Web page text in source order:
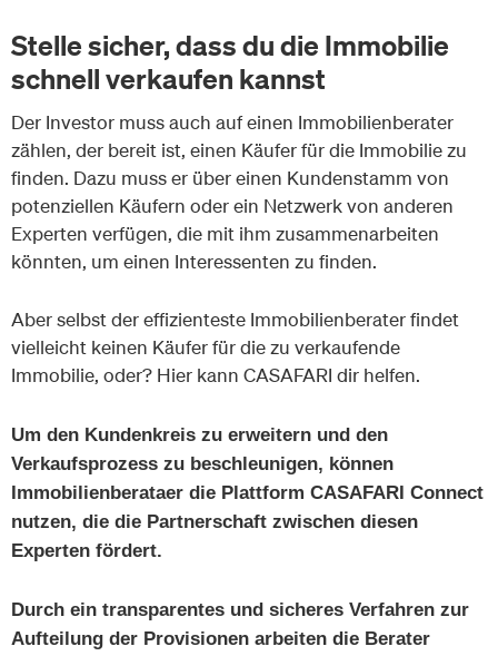
Stelle sicher, dass du die Immobilie
schnell verkaufen kannst
Der Investor muss auch auf einen Immobilienberater
zählen, der bereit ist, einen Käufer für die Immobilie zu
finden. Dazu muss er über einen Kundenstamm von
potenziellen Käufern oder ein Netzwerk von anderen
Experten verfügen, die mit ihm zusammenarbeiten
könnten, um einen Interessenten zu finden.
Aber selbst der effizienteste Immobilienberater findet
vielleicht keinen Käufer für die zu verkaufende
Immobilie, oder? Hier kann CASAFARI dir helfen.
Um den Kundenkreis zu erweitern und den
Verkaufsprozess zu beschleunigen, können
Immobilienberataer die Plattform CASAFARI Connect
nutzen, die die Partnerschaft zwischen diesen
Experten fördert.
Durch ein transparentes und sicheres Verfahren zur
Aufteilung der Provisionen arbeiten die Berater